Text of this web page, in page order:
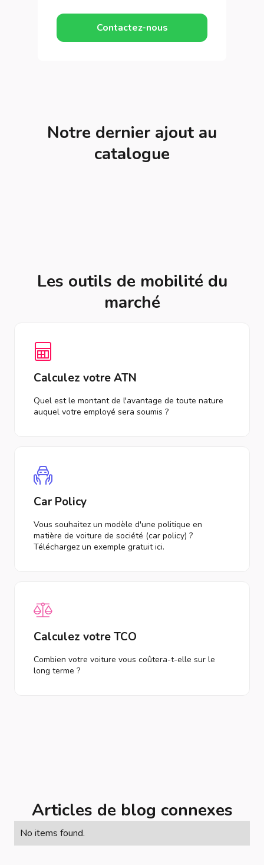
Contactez-nous
Notre dernier ajout au
catalogue
Les outils de mobilité du
marché
Calculez votre ATN
Quel est le montant de l'avantage de toute nature
auquel votre employé sera soumis ?
Car Policy
Vous souhaitez un modèle d'une politique en
matière de voiture de société (car policy) ?
Téléchargez un exemple gratuit ici.
Calculez votre TCO
Combien votre voiture vous coûtera-t-elle sur le
long terme ?
Articles de blog connexes
No items found.